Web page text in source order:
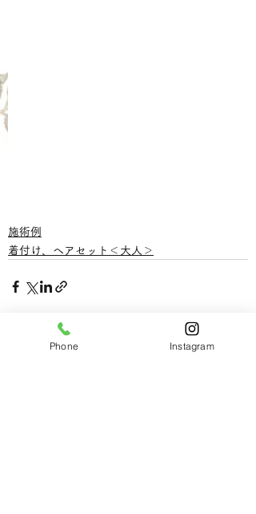
施術例
着付け、ヘアセット＜大人＞
最新記事 すべて表示
Phone Instagram